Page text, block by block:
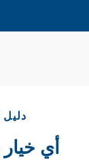
دليل
أي